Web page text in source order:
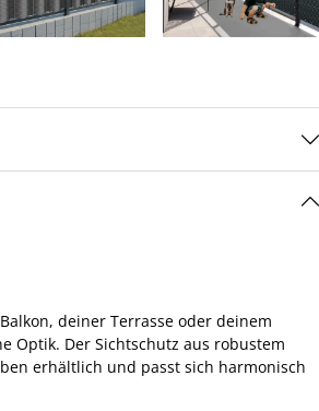
deiner Terrasse oder deinem
Optik. Der Sichtschutz aus robustem
erhältlich und passt sich harmonisch